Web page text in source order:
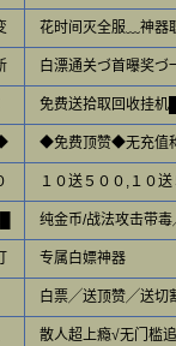
花时间灭全服﹏神器
白漂通关づ首曝奖づ
免费送拾取回收挂
◆免费顶赞◆无充值
１０送５００,１０
纯金币/战法攻击带
专属白嫖神器
白票╱送顶赞╱送切
散人超上瘾√无门槛